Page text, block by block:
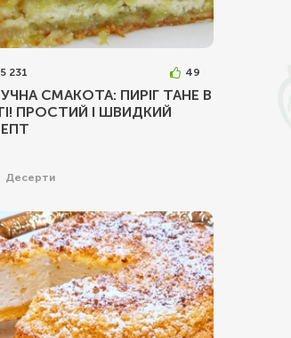
231 49
СМАКОТА: ПИРІГ ТАНЕ В
ПРОСТИЙ І ШВИДКИЙ
Десерти